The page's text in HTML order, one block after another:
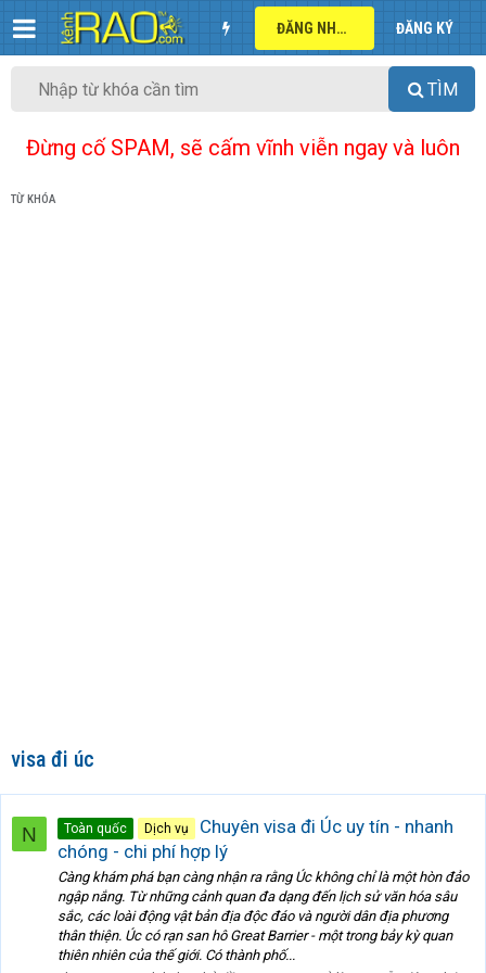
ĐĂNG NHẬP ĐĂNG KÝ
TÌM
Đừng cố SPAM, sẽ cấm vĩnh viễn ngay và luôn
TỪ KHÓA
visa đi úc
N Toàn quốc Dịch vụ
Chuyên visa đi Úc uy tín - nhanh
chóng - chi phí hợp lý
Càng khám phá bạn càng nhận ra rằng Úc không chỉ là một hòn đảo
ngập nắng. Từ những cảnh quan đa dạng đến lịch sử văn hóa sâu
sắc, các loài động vật bản địa độc đáo và người dân địa phương
thân thiện. Úc có rạn san hô Great Barrier - một trong bảy kỳ quan
thiên nhiên của thế giới. Có thành phố...